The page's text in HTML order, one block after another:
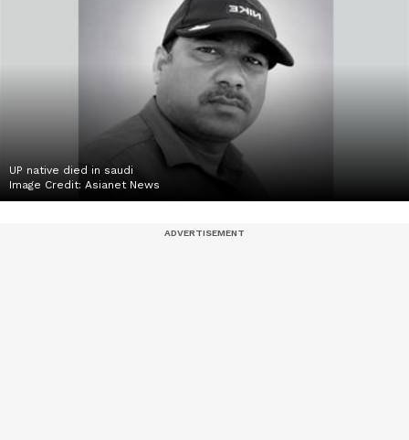
UP native died in saudi
Image Credit: Asianet News